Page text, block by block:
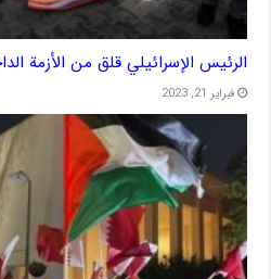
الرئيس الإسرائيلي قلق من الأزمة
فبراير 21, 2023